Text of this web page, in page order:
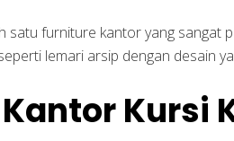
satu furniture kantor yang sangat
lemari arsip dengan desain
Kursi